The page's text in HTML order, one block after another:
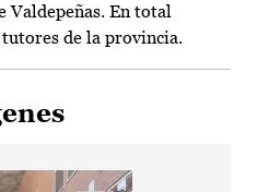
Valdepeñas. En total
de la provincia.